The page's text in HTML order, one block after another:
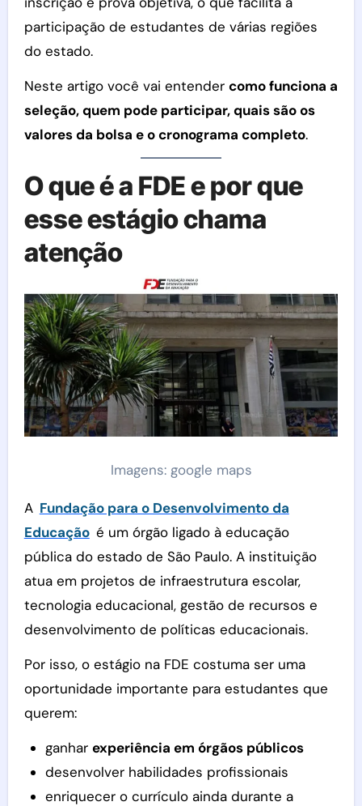
participação de estudantes de várias regiões
do estado.
Neste artigo você vai entender como funciona a
seleção, quem pode participar, quais são os
valores da bolsa e o cronograma completo.
O que é a FDE e por que
esse estágio chama
atenção
Imagens: google maps
A Fundação para o Desenvolvimento da
Educação é um órgão ligado à educação
pública do estado de São Paulo. A instituição
atua em projetos de infraestrutura escolar,
tecnologia educacional, gestão de recursos e
desenvolvimento de políticas educacionais.
Por isso, o estágio na FDE costuma ser uma
oportunidade importante para estudantes que
querem:
ganhar experiência em órgãos públicos
desenvolver habilidades profissionais
enriquecer o currículo ainda durante a